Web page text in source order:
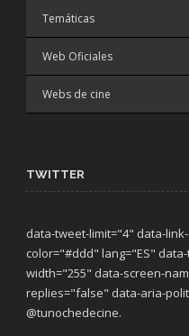
Temáticas
Web Oficiales
Webs de cine
TWITTER
data-tweet-limit="4" data-
color="#ddd" lang="ES"
width="255" data-screen-
replies="false" data-aria-
@tunochedecine.